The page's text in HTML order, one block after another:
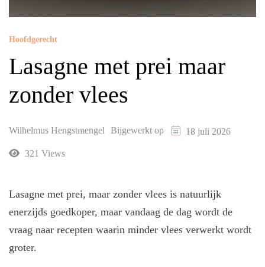
Hoofdgerecht
Lasagne met prei maar
zonder vlees
Wilhelmus Hengstmengel Bijgewerkt op 18 juli 2026
321 Views
Lasagne met prei, maar zonder vlees is natuurlijk
enerzijds goedkoper, maar vandaag de dag wordt de
vraag naar recepten waarin minder vlees verwerkt wordt
groter.